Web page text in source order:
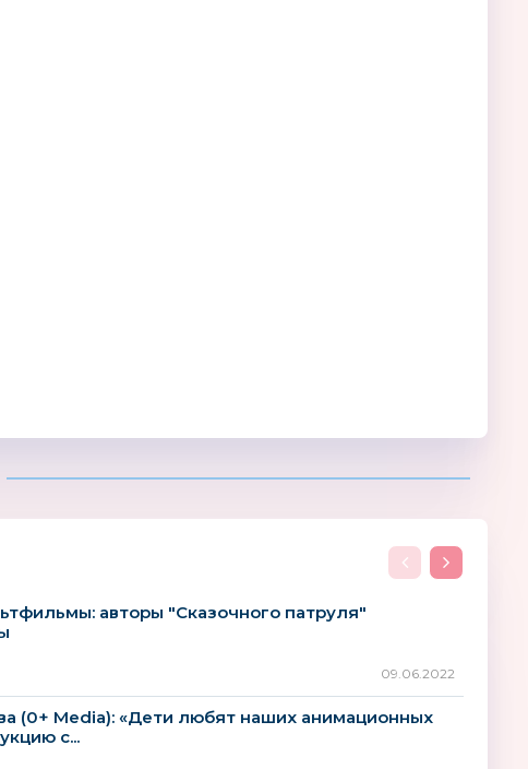
авторы "Сказочного патруля"
09.06.2022
(0+ Media): «Дети любят наших анимационных
с...